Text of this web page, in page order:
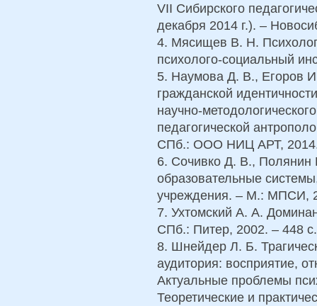
VII Сибирского
декабря 2014 г.). –
4. Мясищев В. Н.
психолого-социальный
5. Наумова Д. В., Егоров
гражданской
научно-
педагогической
СПб.: ООО НИЦ АРТ,
6. Сочивко Д. В.,
образовательные
учреждения. – М.: МПСИ,
7. Ухтомский А. А.
СПб.: Питер, 2002. – 448 с.
8. Шнейдер Л. Б.
аудитория: восприятие,
Актуальные проблемы
Теоретические и